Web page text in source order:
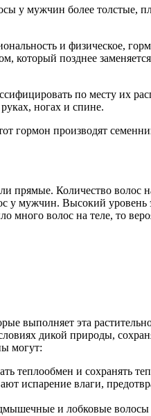
у мужчин более толстые,
и физическое,
который позднее
по месту их
ногах и спине.
гормон производят
Количество волос
у мужчин. Высокий
много волос на теле, то
выполняет эта
дикой природы,
могут:
теплообмен и сохранять
испарение влаги,
и лобковые